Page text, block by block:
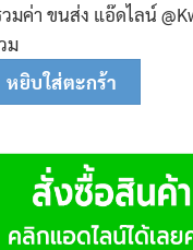
มค่า ขนส่ง แอ๊ดไลน์
ม
ชิ้น
หยิบใส่ตะกร้า